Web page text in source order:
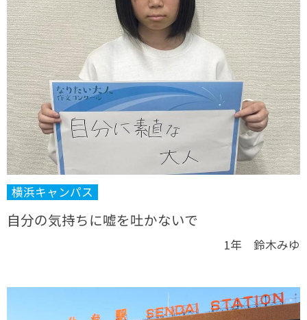
横浜キャンパス
自分の気持ちに嘘を吐かないで
1年 鈴木みゆ